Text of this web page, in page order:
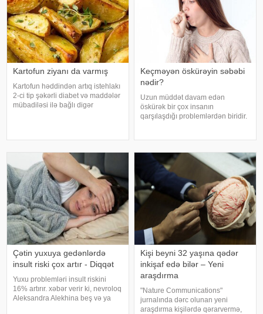
Kartofun ziyanı da varmış
Kartofun həddindən artıq istehlakı
2-ci tip şəkərli diabet və maddələr
mübadiləsi ilə bağlı digər
Keçməyən öskürəyin səbəbi
nədir?
Uzun müddət davam edən
öskürək bir çox insanın
qarşılaşdığı problemlərdən biridir.
hər zaman tənəffüs yolu
infeksiyası olmur
Çətin yuxuya gedənlərdə
insult riski çox artır - Diqqət
Yuxu problemləri insult riskini
16% artırır. xəbər verir ki, nevroloq
Aleksandra Alekhina beş və ya
Kişi beyni 32 yaşına qədər
inkişaf edə bilər – Yeni
araşdırma
"Nature Communications"
jurnalında dərc olunan yeni
araşdırma kişilərdə qərarvermə,